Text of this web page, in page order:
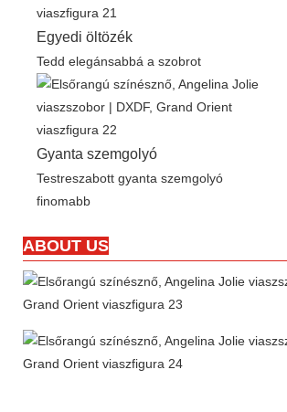
Egyedi öltözék
Tedd elegánsabbá a szobrot
Gyanta szemgolyó
Testreszabott gyanta szemgolyó
finomabb
ABOUT US